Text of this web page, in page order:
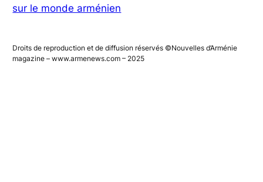
sur le monde arménien
Droits de reproduction et de diffusion réservés ©Nouvelles d’Arménie
magazine – www.armenews.com – 2025